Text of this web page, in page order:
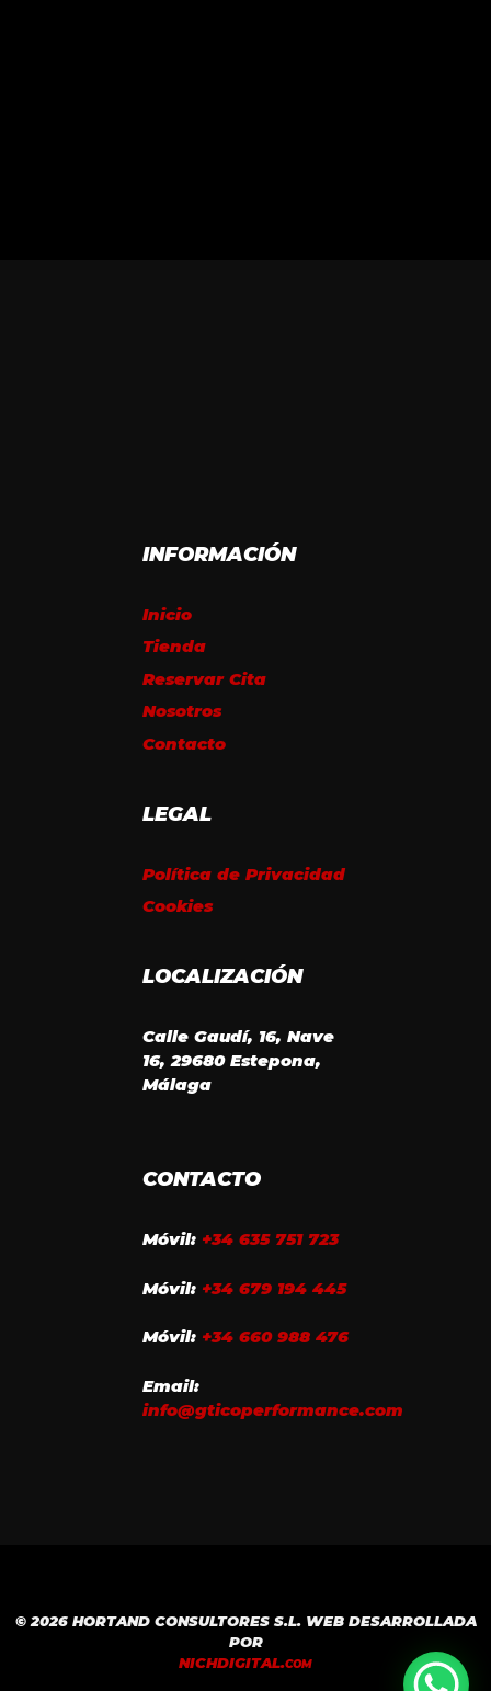
INFORMACIÓN
Inicio
Tienda
Reservar Cita
Nosotros
Contacto
LEGAL
Política de Privacidad
Cookies
LOCALIZACIÓN
Calle Gaudí, 16, Nave
16, 29680 Estepona,
Málaga
CONTACTO
Móvil: +34 635 751 723
Móvil: +34 679 194 445
Móvil: +34 660 988 476
Email:
info@gticoperformance.com
© 2026 HORTAND CONSULTORES S.L. WEB DESARROLLADA
POR
NICHDIGITAL.COM